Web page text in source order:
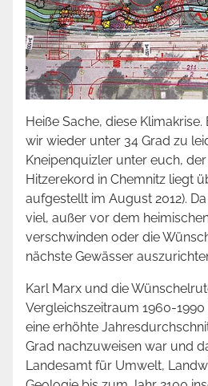
Heiße Sache, diese
wir wieder unter 34 Grad zu
Kneipenquizler unter euch,
Hitzerekord in Chemnitz liegt
aufgestellt im August 2012).
viel, außer vor dem
verschwinden oder die
nächste Gewässer
Karl Marx und die
Vergleichszeitraum 1960-
eine erhöhte
Grad nachzuweisen war und
Landesamt für Umwelt,